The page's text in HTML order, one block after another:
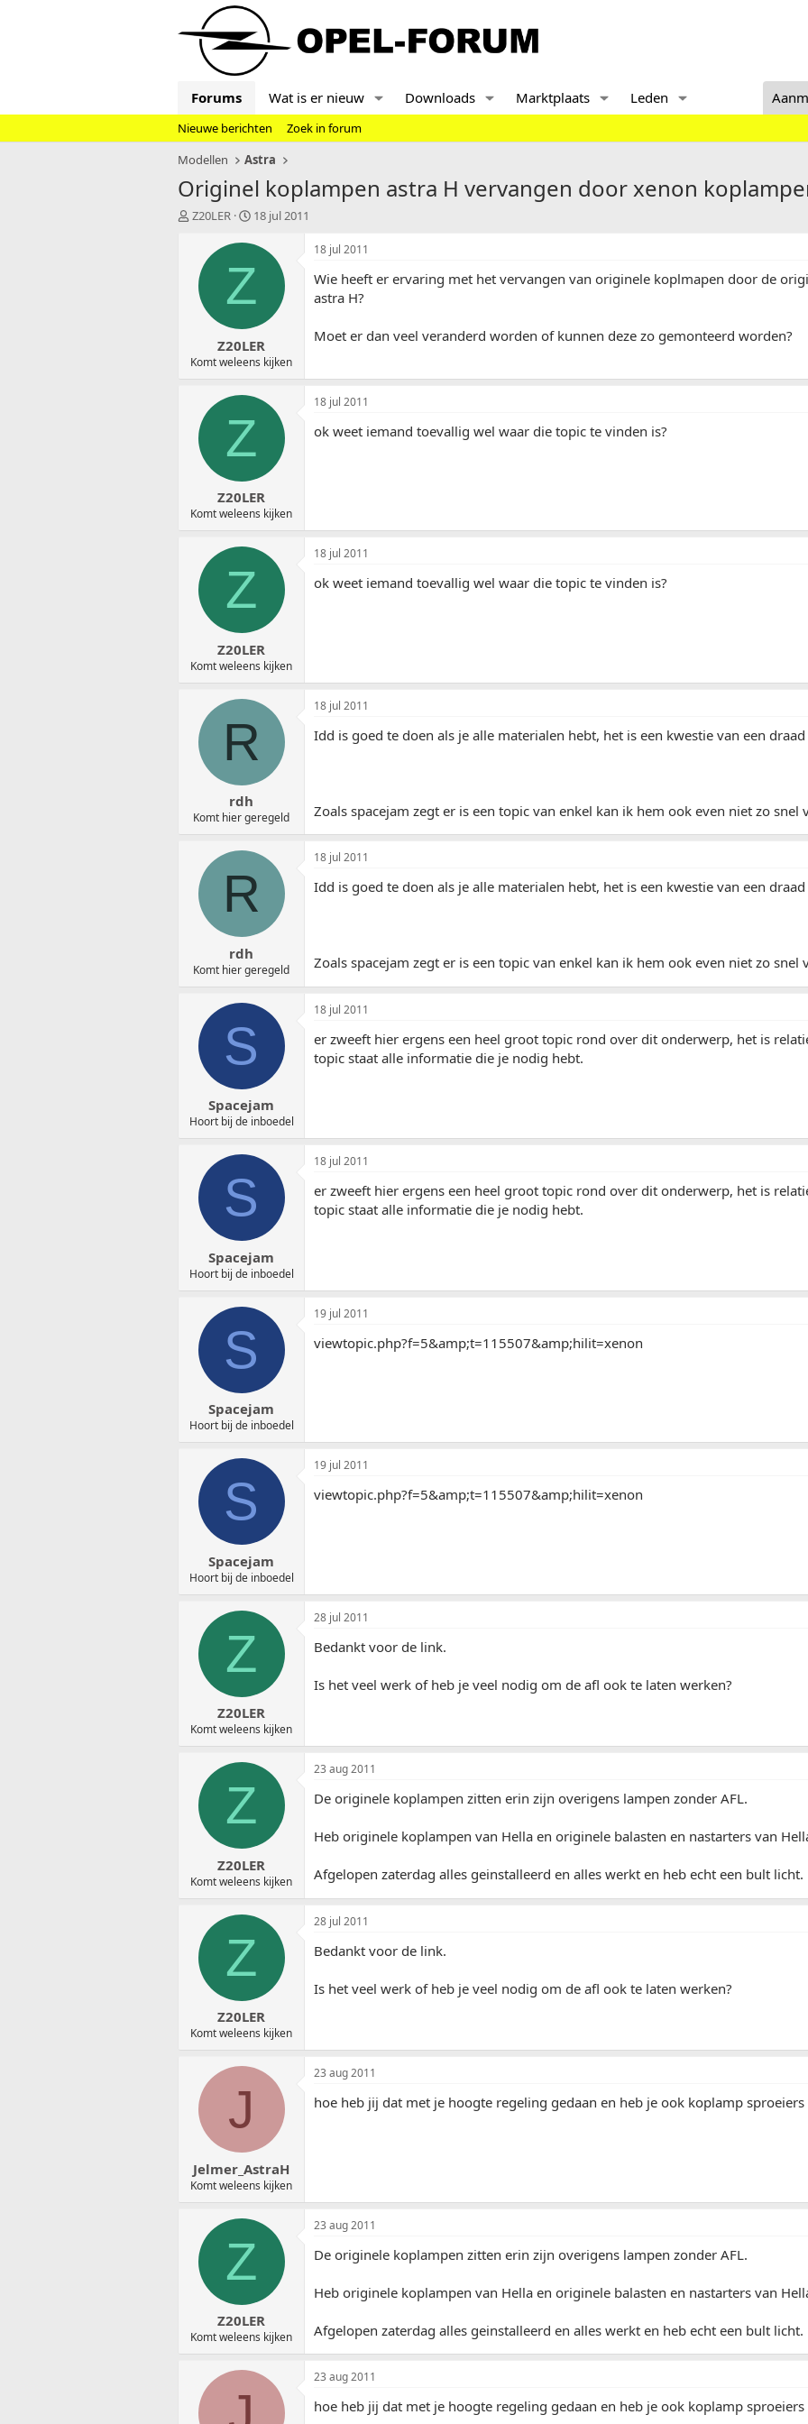
Forums Wat is er nieuw Downloads Marktplaats Leden
Nieuwe berichten
Zoek in forum
Modellen
Astra
Originel koplampen astra H vervangen door xenon
T
t
e
Z20LER
S
a
d
t
u
m
18 jul 2011
Z
Z20LER
Komt weleens kijken
18 jul 2011
Wie heeft er ervaring met het vervangen van originele koplmapen door de
astra H?
Moet er dan veel veranderd worden of kunnen deze zo gemonteerd worden?
Z
Z20LER
Komt weleens kijken
18 jul 2011
ok weet iemand toevallig wel waar die topic te vinden is?
Z
Z20LER
Komt weleens kijken
18 jul 2011
ok weet iemand toevallig wel waar die topic te vinden is?
R
rdh
Komt hier geregeld
18 jul 2011
Idd is goed te doen als je alle materialen hebt, het is een kwestie van een
Zoals spacejam zegt er is een topic van enkel kan ik hem ook even niet zo snel
R
rdh
Komt hier geregeld
18 jul 2011
Idd is goed te doen als je alle materialen hebt, het is een kwestie van een
Zoals spacejam zegt er is een topic van enkel kan ik hem ook even niet zo snel
S
Spacejam
Hoort bij de inboedel
18 jul 2011
er zweeft hier ergens een heel groot topic rond over dit onderwerp, het is
topic staat alle informatie die je nodig hebt.
S
Spacejam
Hoort bij de inboedel
18 jul 2011
er zweeft hier ergens een heel groot topic rond over dit onderwerp, het is
topic staat alle informatie die je nodig hebt.
S
Spacejam
Hoort bij de inboedel
19 jul 2011
viewtopic.php?f=5&amp;t=115507&amp;hilit=xenon
S
Spacejam
Hoort bij de inboedel
19 jul 2011
viewtopic.php?f=5&amp;t=115507&amp;hilit=xenon
Z
Z20LER
Komt weleens kijken
28 jul 2011
Bedankt voor de link.
Is het veel werk of heb je veel nodig om de afl ook te laten werken?
Z
Z20LER
Komt weleens kijken
23 aug 2011
De originele koplampen zitten erin zijn overigens lampen zonder AFL.
Heb originele koplampen van Hella en originele balasten en nastarters van
Afgelopen zaterdag alles geinstalleerd en alles werkt en heb echt een bult licht.
Z
Z20LER
Komt weleens kijken
28 jul 2011
Bedankt voor de link.
Is het veel werk of heb je veel nodig om de afl ook te laten werken?
J
Jelmer_AstraH
Komt weleens kijken
23 aug 2011
hoe heb jij dat met je hoogte regeling gedaan en heb je ook koplamp
Z
Z20LER
Komt weleens kijken
23 aug 2011
De originele koplampen zitten erin zijn overigens lampen zonder AFL.
Heb originele koplampen van Hella en originele balasten en nastarters van
Afgelopen zaterdag alles geinstalleerd en alles werkt en heb echt een bult licht.
23 aug 2011
hoe heb jij dat met je hoogte regeling gedaan en heb je ook koplamp